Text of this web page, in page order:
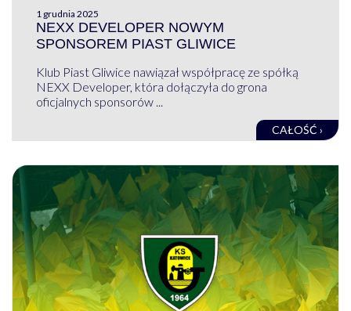
1 grudnia 2025
NEXX DEVELOPER NOWYM
SPONSOREM PIAST GLIWICE
Klub Piast Gliwice nawiązał współpracę ze spółką
NEXX Developer, która dołączyła do grona
oficjalnych sponsorów ...
CAŁOŚĆ ›